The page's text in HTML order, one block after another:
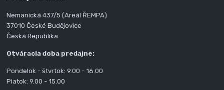
Nemanická 437/5 (Areál ŘEMPA)
37010 České Budějovice
Česká Republika
Otváracia doba predajne:
Pondelok - štvrtok: 9.00 - 16.00
Piatok: 9.00 - 15.00